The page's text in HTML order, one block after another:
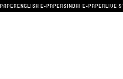
ENGLISH E-PAPERSINDHI E-PAPERLIVE